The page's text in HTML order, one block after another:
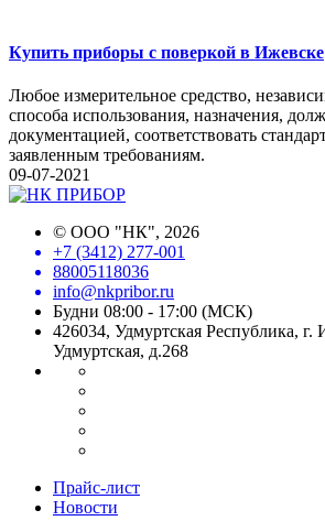
Купить приборы с поверкой в Ижевске
Любое измерительное средство,
способа использования, назначения,
документацией, соответствовать
заявленным требованиям.
09-07-2021
© ООО "НК", 2026
+7 (3412) 277-001
88005118036
info@nkpribor.ru
Будни 08:00 - 17:00 (МСК)
426034, Удмуртская Республика, г.
Удмуртская, д.268
Прайс-лист
Новости